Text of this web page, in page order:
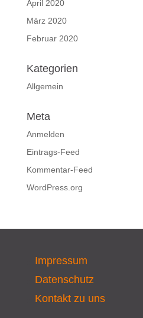
April 2020
März 2020
Februar 2020
Kategorien
Allgemein
Meta
Anmelden
Eintrags-Feed
Kommentar-Feed
WordPress.org
Impressum
Datenschutz
Kontakt zu uns